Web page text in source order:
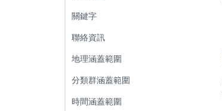
關鍵字
聯絡資訊
地理涵蓋範圍
分類群涵蓋範圍
時間涵蓋範圍